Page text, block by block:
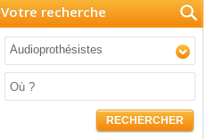
Votre recherche
Audioprothésistes
RECHERCHER